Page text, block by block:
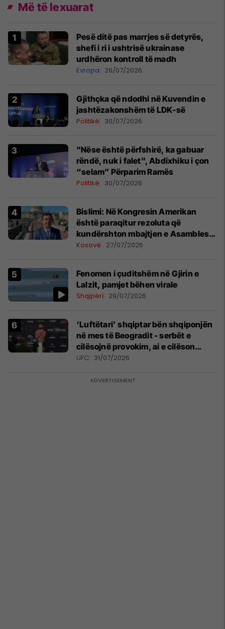
Më të lexuarat
Pesë ditë pas marrjes së detyrës,
shefi i ri i ushtrisë ukrainase
urdhëron kontroll të madh
Evropa 26/07/2026
Gjithçka që ndodhi në Kuvendin e
jashtëzakonshëm të LDK-së
Politikë 30/07/2026
"Nëse është përfshirë, ka gabuar
rëndë, nuk i falet", Abdixhiku i çon
“selam” Përparim Ramës
Politikë 30/07/2026
Bislimi: Në Kongresin Amerikan
është paraqitur rezoluta që
kundërshton mbajtjen e Asamblesë
Parlamentare të OSBE-së në
Kosovë 27/07/2026
Fenomen i çuditshëm në Gjirin e
Lalzit, pamjet bëhen virale
Shqipëri 29/07/2026
‘Luftëtari’ shqiptar bën shqiponjën
në mes të Beogradit - serbët e
cilësojnë provokim, ai e cilëson
simbol të identitetit
UFC 31/07/2026